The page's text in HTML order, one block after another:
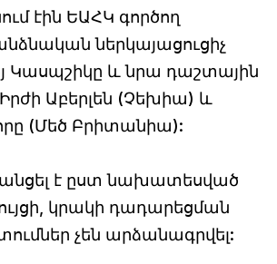
էին ԵԱՀԿ գործող
ներկայացուցիչ
Կասպշիկը և նրա դաշտային
Աբերլեն (Չեխիա) և
(Մեծ Բրիտանիա):
է ըստ նախատեսված
կրակի դադարեցման
չեն արձանագրվել: